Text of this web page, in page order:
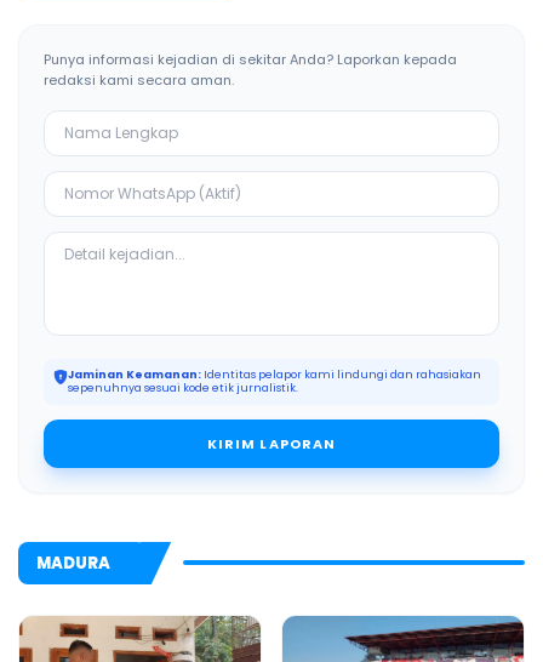
Punya informasi kejadian di sekitar Anda? Laporkan kepada
redaksi kami secara aman.
Jaminan Keamanan: Identitas pelapor kami lindungi dan rahasiakan
sepenuhnya sesuai kode etik jurnalistik.
KIRIM LAPORAN
MADURA